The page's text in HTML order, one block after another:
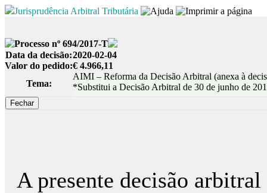
Jurisprudência Arbitral Tributária
Processo nº 694/2017-T
Data da decisão:2020-02-04
Valor do pedido:€ 4.966,11
Tema:
AIMI – Reforma da Decisão Arbitral (anexa à
*Substitui a Decisão Arbitral de 30 de junho de
A presente decisão